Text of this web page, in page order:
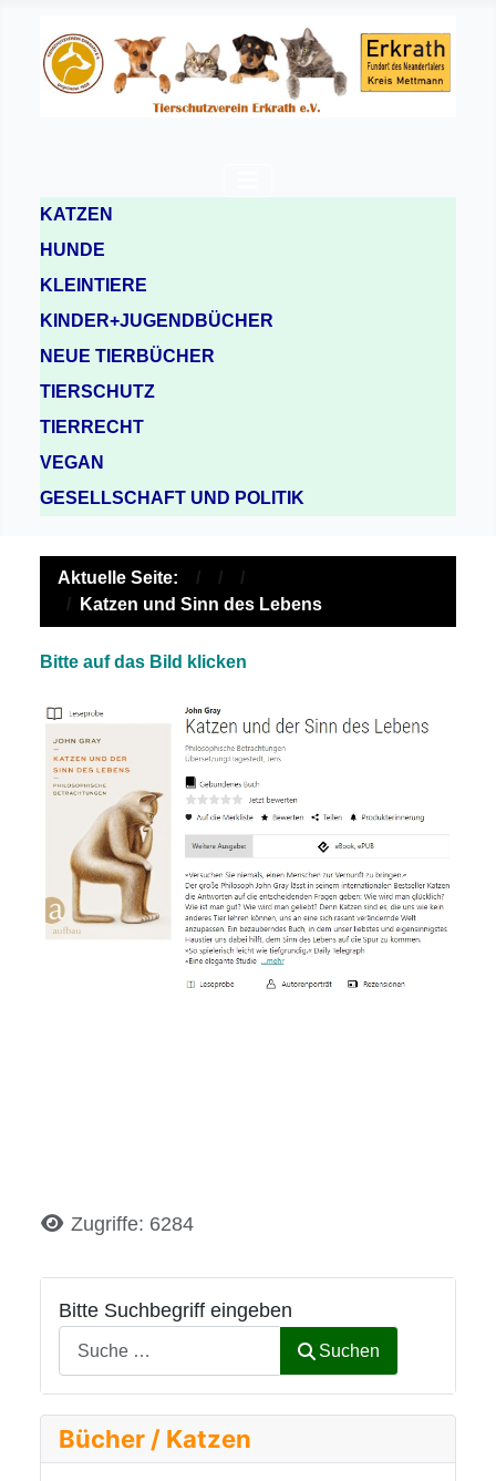
KATZEN
HUNDE
KLEINTIERE
KINDER+JUGENDBÜCHER
NEUE TIERBÜCHER
TIERSCHUTZ
TIERRECHT
VEGAN
GESELLSCHAFT UND POLITIK
Bitte Suchbegriff eingeben
Suchen
Bücher / Katzen
Aktuelle Seite:
Katzen und Sinn des Lebens
Bitte auf das Bild klicken
DetailsZugriffe: 6284